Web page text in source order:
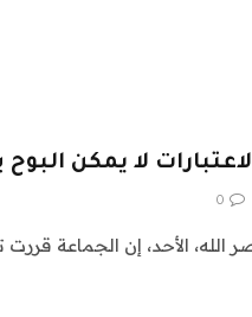
لا يمكن البوح
0
الله، الأحد، إن الجماعة